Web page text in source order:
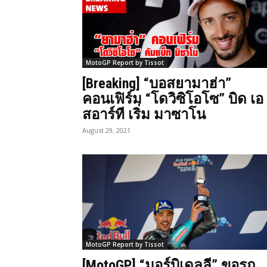
MotoGP Report by Tissot
[Breaking] “บอสยามาฮ่า”
คอนเฟิร์ม “โดวิซิโอโซ” บิด เอ
สอาร์ที เริ่ม มาซาโน
August 29, 2021
MotoGP Report by Tissot